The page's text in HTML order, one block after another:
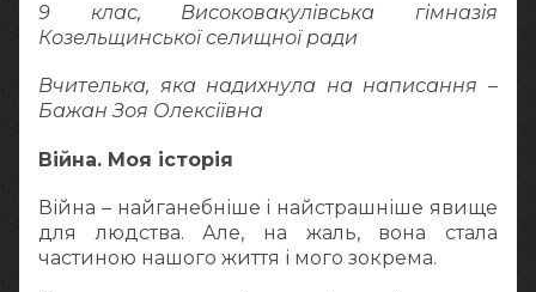
9 клас, Високовакулівська гімназія
Козельщинської селищної ради
Вчителька, яка надихнула на написання –
Бажан Зоя Олексіївна
Війна. Моя історія
Війна – найганебніше і найстрашніше явище
для людства. Але, на жаль, вона стала
частиною нашого життя і мого зокрема.